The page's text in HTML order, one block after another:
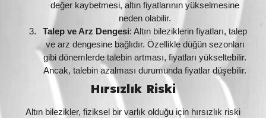
değer kaybetmesi, altın fiyatlarının yükselmesine
neden olabilir.
Talep ve Arz Dengesi: Altın bileziklerin fiyatları, talep
ve arz dengesine bağlıdır. Özellikle düğün sezonları
gibi dönemlerde talebin artması, fiyatları yükseltebilir.
Ancak, talebin azalması durumunda fiyatlar düşebilir.
Hırsızlık Riski
Altın bilezikler, fiziksel bir varlık olduğu için hırsızlık riski